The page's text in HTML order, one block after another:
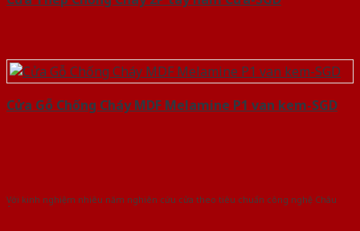
Cửa Gỗ Chống Cháy MDF Melamine P1 van kem-SGD
Với kinh nghiệm nhiêu năm nghiên cứu cửa theo tiêu chuẩn công nghệ Châu